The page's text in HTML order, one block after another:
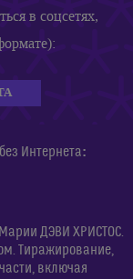
в соцсетях,
Интернета:
ДЭВИ ХРИСТОС.
Тиражирование,
включая